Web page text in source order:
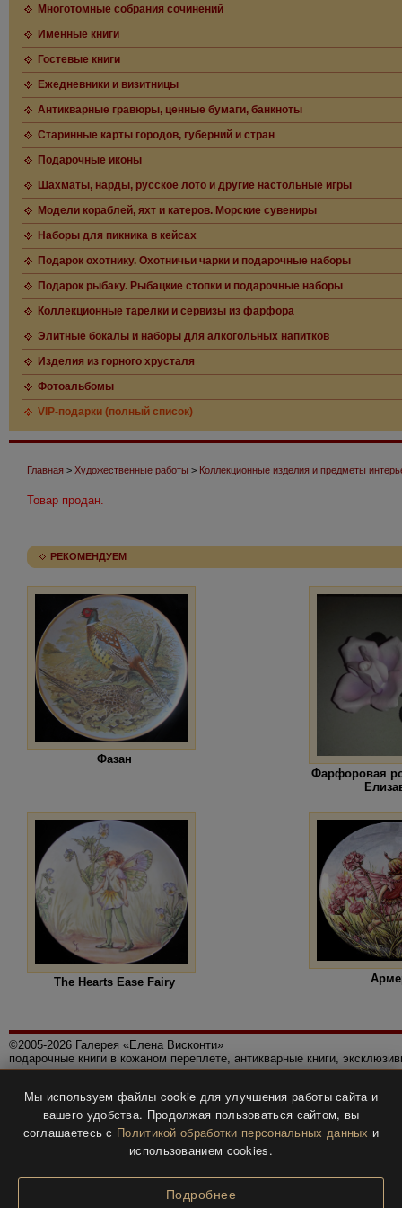
Многотомные собрания сочинений
Именные книги
Гостевые книги
Ежедневники и визитницы
Антикварные гравюры, ценные бумаги, банкноты
Старинные карты городов, губерний и стран
Подарочные иконы
Шахматы, нарды, русское лото и другие настольные игры
Модели кораблей, яхт и катеров. Морские сувениры
Наборы для пикника в кейсах
Подарок охотнику. Охотничьи чарки и подарочные наборы
Подарок рыбаку. Рыбацкие стопки и подарочные наборы
Коллекционные тарелки и сервизы из фарфора
Элитные бокалы и наборы для алкогольных напитков
Изделия из горного хрусталя
Фотоальбомы
VIP-подарки (полный список)
Главная > Художественные работы > Коллекционные изделия и предметы
Товар продан.
РЕКОМЕНДУЕМ
Фазан
Фарфоровая
The Hearts Ease Fairy
©2005-2026 Галерея «Елена Висконти»
подарочные книги в кожаном переплете, антикварные книги,
Политика конфиденциальности
Все права защищены.
Разработка и дизайнBTV-info.
Мы используем файлы cookie для улучшения работы сайта и
вашего удобства. Продолжая пользоваться сайтом, вы
соглашаетесь с Политикой обработки персональных данных и
использованием cookies.
Подробнее